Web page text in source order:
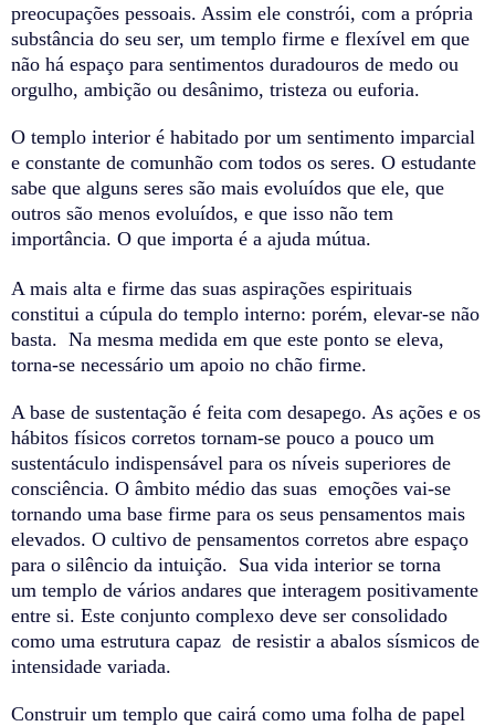
preocupações pessoais. Assim ele constrói, com a própria
substância do seu ser, um templo firme e flexível em que
não há espaço para sentimentos duradouros de medo ou
orgulho, ambição ou desânimo, tristeza ou euforia.
O templo interior é habitado por um sentimento imparcial
e constante de comunhão com todos os seres. O estudante
sabe que alguns seres são mais evoluídos que ele, que
outros são menos evoluídos, e que isso não tem
importância. O que importa é a ajuda mútua.
A mais alta e firme das suas aspirações espirituais
constitui a cúpula do templo interno: porém, elevar-se não
basta. Na mesma medida em que este ponto se eleva,
torna-se necessário um apoio no chão firme.
A base de sustentação é feita com desapego. As ações e os
hábitos físicos corretos tornam-se pouco a pouco um
sustentáculo indispensável para os níveis superiores de
consciência. O âmbito médio das suas emoções vai-se
tornando uma base firme para os seus pensamentos mais
elevados. O cultivo de pensamentos corretos abre espaço
para o silêncio da intuição. Sua vida interior se torna
um templo de vários andares que interagem positivamente
entre si. Este conjunto complexo deve ser consolidado
como uma estrutura capaz de resistir a abalos sísmicos de
intensidade variada.
Construir um templo que cairá como uma folha de papel